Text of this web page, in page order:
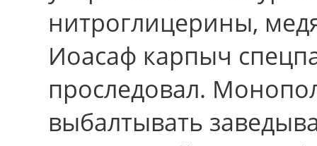
нитроглицерины,
Иоасаф карпыч
проследовал.
выбалтывать